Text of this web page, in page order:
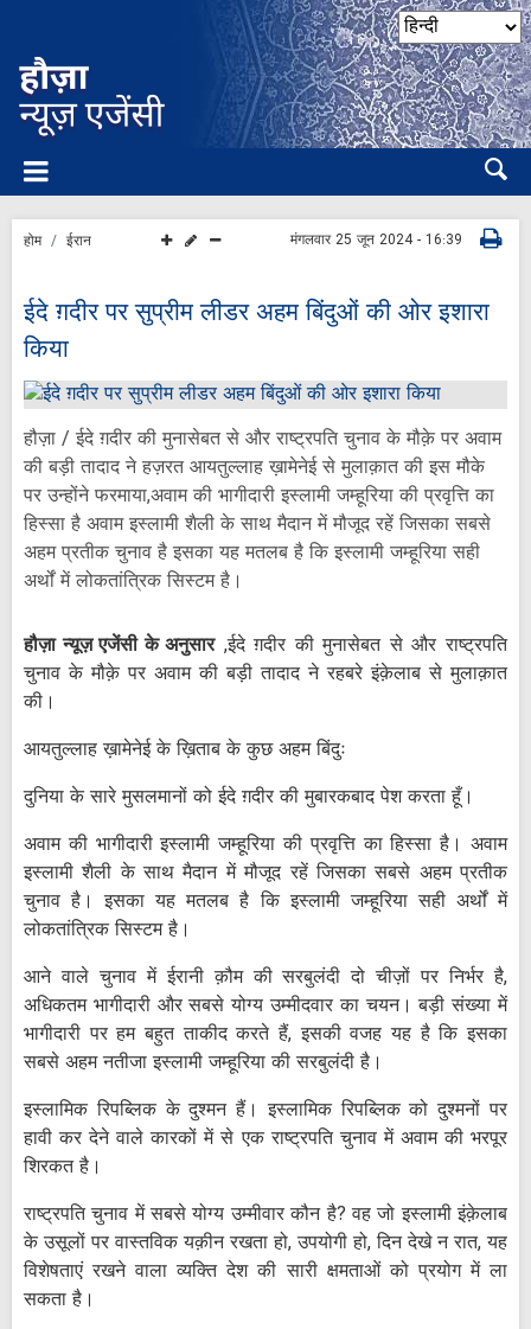
होम ईरान मंगलवार 25 जून 2024 - 16:39
ईदे ग़दीर पर सुप्रीम लीडर अहम बिंदुओं की ओर इशारा
किया
हौज़ा / ईदे ग़दीर की मुनासेबत से और राष्ट्रपति चुनाव के मौक़े पर अवाम
की बड़ी तादाद ने हज़रत आयतुल्लाह ख़ामेनेई से मुलाक़ात की इस मौके
पर उन्होंने फरमाया,अवाम की भागीदारी इस्लामी जम्हूरिया की प्रवृत्ति का
हिस्सा है अवाम इस्लामी शैली के साथ मैदान में मौजूद रहें जिसका सबसे
अहम प्रतीक चुनाव है इसका यह मतलब है कि इस्लामी जम्हूरिया सही
अर्थों में लोकतांत्रिक सिस्टम है।
हौज़ा न्यूज़ एजेंसी के अनुसार,ईदे ग़दीर की मुनासेबत से और राष्ट्रपति
चुनाव के मौक़े पर अवाम की बड़ी तादाद ने रहबरे इंक़ेलाब से मुलाक़ात
की।
आयतुल्लाह ख़ामेनेई के ख़िताब के कुछ अहम बिंदुः
दुनिया के सारे मुसलमानों को ईदे ग़दीर की मुबारकबाद पेश करता हूँ।
अवाम की भागीदारी इस्लामी जम्हूरिया की प्रवृत्ति का हिस्सा है। अवाम
इस्लामी शैली के साथ मैदान में मौजूद रहें जिसका सबसे अहम प्रतीक
चुनाव है। इसका यह मतलब है कि इस्लामी जम्हूरिया सही अर्थों में
लोकतांत्रिक सिस्टम है।
आने वाले चुनाव में ईरानी क़ौम की सरबुलंदी दो चीज़ों पर निर्भर है,
अधिकतम भागीदारी और सबसे योग्य उम्मीदवार का चयन। बड़ी संख्या में
भागीदारी पर हम बहुत ताकीद करते हैं, इसकी वजह यह है कि इसका
सबसे अहम नतीजा इस्लामी जम्हूरिया की सरबुलंदी है।
इस्लामिक रिपब्लिक के दुश्मन हैं। इस्लामिक रिपब्लिक को दुश्मनों पर
हावी कर देने वाले कारकों में से एक राष्ट्रपति चुनाव में अवाम की भरपूर
शिरकत है।
राष्ट्रपति चुनाव में सबसे योग्य उम्मीवार कौन है? वह जो इस्लामी इंक़ेलाब
के उसूलों पर वास्तविक यक़ीन रखता हो, उपयोगी हो, दिन देखे न रात, यह
विशेषताएं रखने वाला व्यक्ति देश की सारी क्षमताओं को प्रयोग में ला
सकता है।